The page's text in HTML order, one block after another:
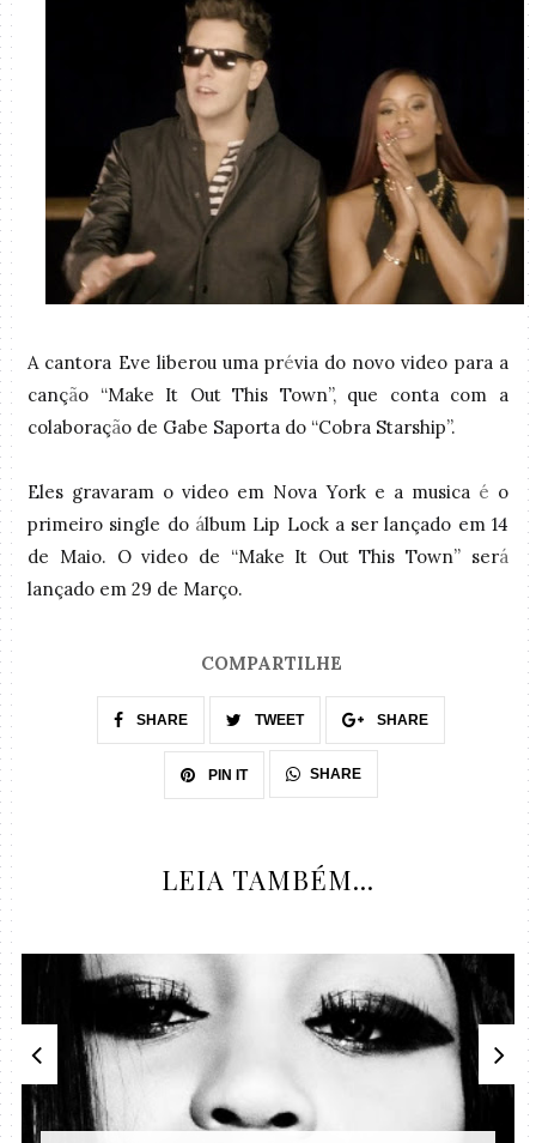
A cantora Eve liberou uma prévia do novo video para a
canção “Make It Out This Town”, que conta com a
colaboração de Gabe Saporta do “Cobra Starship”.
Eles gravaram o video em Nova York e a musica é o
primeiro single do álbum Lip Lock a ser lançado em 14
de Maio. O video de “Make It Out This Town” será
lançado em 29 de Março.
COMPARTILHE
SHARE TWEET SHARE
PIN IT SHARE
LEIA TAMBÉM...